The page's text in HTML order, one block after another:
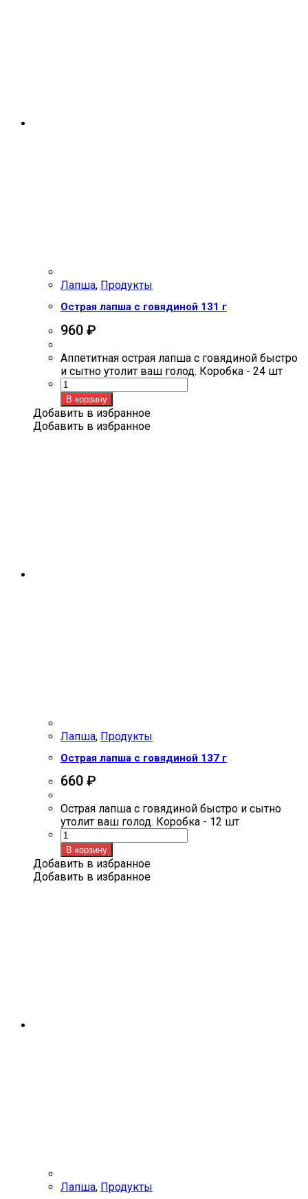
Лапша, Продукты
Острая лапша с говядиной 131 г
960 ₽
Аппетитная острая лапша с говядиной быстро
и сытно утолит ваш голод. Коробка - 24 шт
Количество
товара
Острая
лапша
В корзину
Добавить в избранное
Добавить в избранное
Лапша, Продукты
Острая лапша с говядиной 137 г
660 ₽
Острая лапша с говядиной быстро и сытно
утолит ваш голод. Коробка - 12 шт
Количество
товара
Острая
лапша
В корзину
Добавить в избранное
Добавить в избранное
Лапша, Продукты